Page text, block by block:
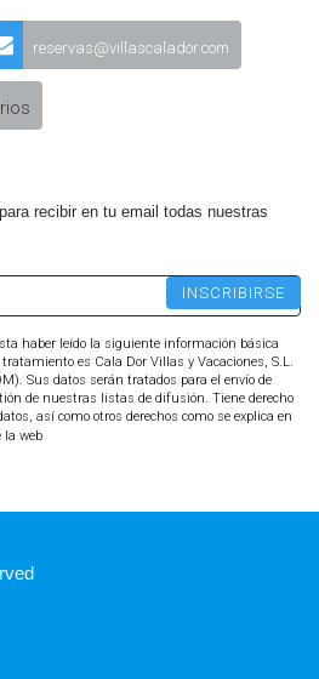
reservas@villascalador.com
recibir en tu email todas nuestras
haber leído la siguiente información básica
es Cala Dor Villas y Vacaciones, S.L.
Sus datos serán tratados para el envío de
de nuestras listas de difusión. Tiene derecho
así como otros derechos como se explica en
la web